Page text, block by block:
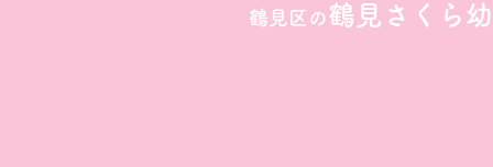
鶴見区の鶴見さくら